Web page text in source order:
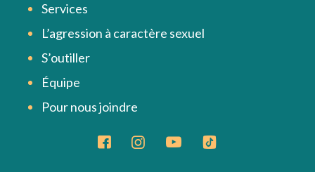
Services
L’agression à caractère sexuel
S’outiller
Équipe
Pour nous joindre